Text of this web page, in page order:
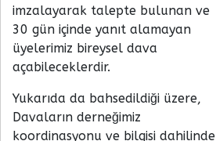
imzalayarak talepte bulunan ve
30 gün içinde yanıt alamayan
üyelerimiz bireysel dava
açabileceklerdir.
Yukarıda da bahsedildiği üzere,
Davaların derneğimiz
koordinasyonu ve bilgisi dahilinde